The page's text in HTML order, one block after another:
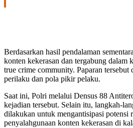
Berdasarkan hasil pendalaman
konten kekerasan dan tergabung dalam
true crime community. Paparan tersebut
perilaku dan pola pikir pelaku.
Saat ini, Polri melalui Densus 88
kejadian tersebut. Selain itu, langkah-
dilakukan untuk mengantisipasi potensi
penyalahgunaan konten kekerasan di